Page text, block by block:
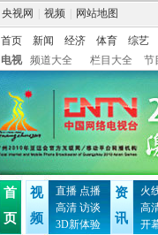
央视网 视频 网站地图
首页 新闻 经济 体育 综艺
电视
频道大全 栏目大全 节
首
页
视
频
直播 点播
高清 访谈
3D新体验
资
讯
火
高
开